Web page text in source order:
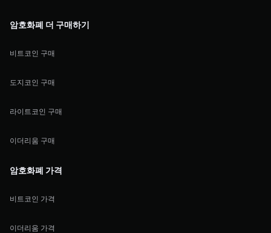
암호화폐 더 구매하기
비트코인 구매
도지코인 구매
라이트코인 구매
이더리움 구매
암호화폐 가격
비트코인 가격
이더리움 가격